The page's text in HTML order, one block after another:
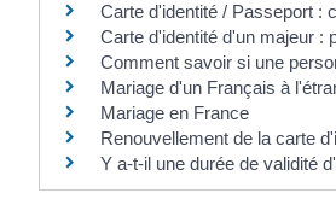
Carte d'identité / Passeport :
Carte d'identité d'un majeur :
Comment savoir si une
Mariage d'un Français à
Mariage en France
Renouvellement de la carte
Y a-t-il une durée de validité